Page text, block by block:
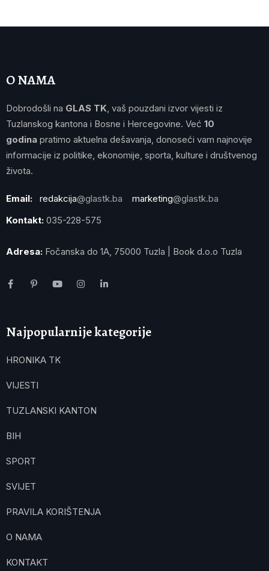
O NAMA
Dobrodošli na GLAS TK , vaš pouzdani izvor vijesti iz
Tuzlanskog kantona i Bosne i Hercegovine. Već 10
godina pratimo aktuelna dešavanja, donoseći vam najnovije
informacije iz politike, ekonomije, sporta, kulture i društvenog
života.
Email: redakcija@glastk.ba marketing@glastk.ba
Kontakt: 035-228-575
Adresa: Fočanska do 1A, 75000 Tuzla | Book d.o.o Tuzla
Najpopularnije kategorije
HRONIKA TK
VIJESTI
TUZLANSKI KANTON
BIH
SPORT
SVIJET
PRAVILA KORIŠTENJA
O NAMA
KONTAKT